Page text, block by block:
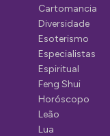
Cartomancia
Diversidade
Esoterismo
Especialistas
Espiritual
Feng Shui
Horóscopo
Leão
Lua